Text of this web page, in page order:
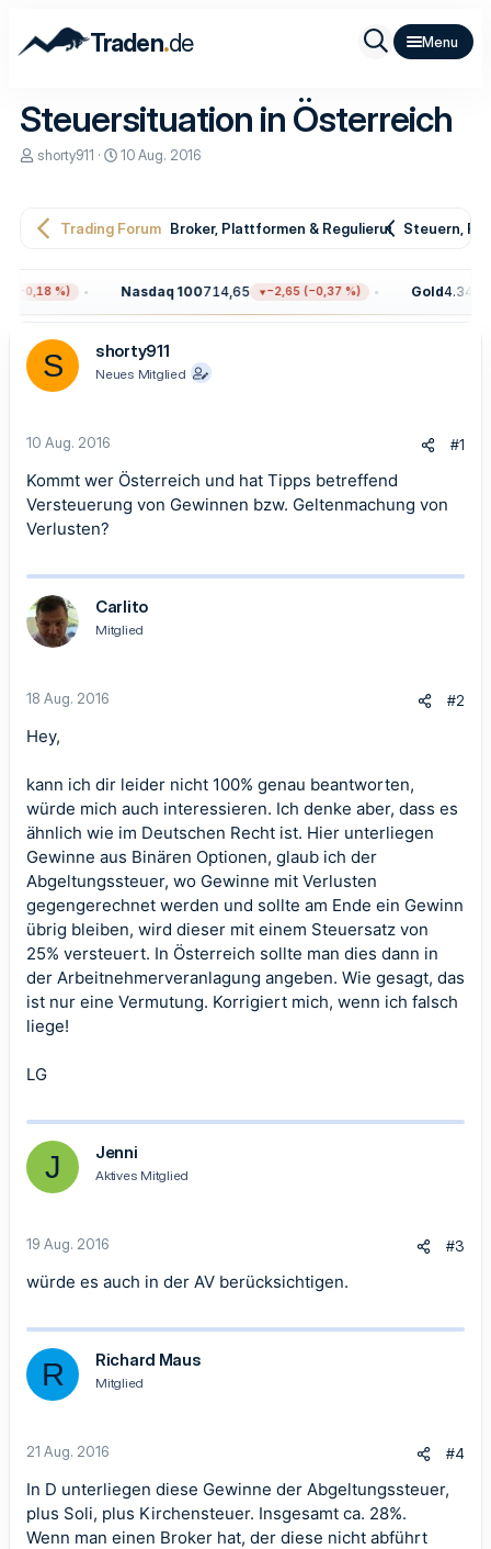
Traden.de
Steuersituation in Österreich
E
e
r
shorty911
E
e
a
m
10 Aug. 2016
Trading Forum Broker, Plattformen & RegulierungSteuern,
%) Nasdaq 100714,65 −2,65 (−0,37 %) Gold4.344,30
S shorty911
Neues Mitglied
10 Aug. 2016 #1
Kommt wer Österreich und hat Tipps betreffend
Versteuerung von Gewinnen bzw. Geltenmachung von
Verlusten?
Carlito
Mitglied
18 Aug. 2016 #2
Hey,
kann ich dir leider nicht 100% genau beantworten,
würde mich auch interessieren. Ich denke aber, dass es
ähnlich wie im Deutschen Recht ist. Hier unterliegen
Gewinne aus Binären Optionen, glaub ich der
Abgeltungssteuer, wo Gewinne mit Verlusten
gegengerechnet werden und sollte am Ende ein Gewinn
übrig bleiben, wird dieser mit einem Steuersatz von
25% versteuert. In Österreich sollte man dies dann in
der Arbeitnehmerveranlagung angeben. Wie gesagt, das
ist nur eine Vermutung. Korrigiert mich, wenn ich falsch
liege!
LG
J Jenni
Aktives Mitglied
19 Aug. 2016 #3
würde es auch in der AV berücksichtigen.
R Richard Maus
Mitglied
21 Aug. 2016 #4
In D unterliegen diese Gewinne der Abgeltungssteuer,
plus Soli, plus Kirchensteuer. Insgesamt ca. 28%.
Wenn man einen Broker hat, der diese nicht abführt